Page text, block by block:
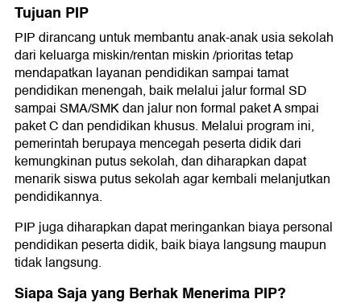
Tujuan PIP
PIP dirancang untuk membantu anak-anak usia sekolah
dari keluarga miskin/rentan miskin /prioritas tetap
mendapatkan layanan pendidikan sampai tamat
pendidikan menengah, baik melalui jalur formal SD
sampai SMA/SMK dan jalur non formal paket A smpai
paket C dan pendidikan khusus. Melalui program ini,
pemerintah berupaya mencegah peserta didik dari
kemungkinan putus sekolah, dan diharapkan dapat
menarik siswa putus sekolah agar kembali melanjutkan
pendidikannya.
PIP juga diharapkan dapat meringankan biaya personal
pendidikan peserta didik, baik biaya langsung maupun
tidak langsung.
Siapa Saja yang Berhak Menerima PIP?